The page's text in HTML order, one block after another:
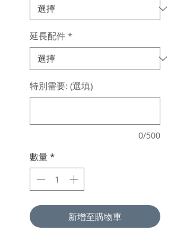
延長配件 *
特別需要: (選填)
0/500
數量 *
新增至購物車